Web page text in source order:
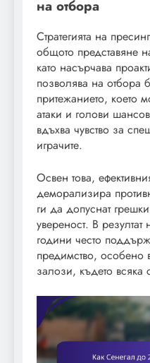
на отбора
Стратегията на
общото представяне
като насърчава
позволява на отбора
притежанието,
атаки и голови
вдъхва чувство за
играчите.
Освен това,
деморализира
ги да допуснат
увереност. В
години често
предимство, особено
залози, където всяка